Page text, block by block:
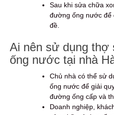
Sau khi sửa chữa
đường ống nước để
đề.
Ai nên sử dụng
ống nước tại nhà
Chủ nhà có thể sử
ống nước để giải
đường ống cấp và
Doanh nghiệp,